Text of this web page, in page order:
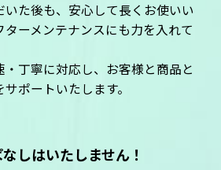
た後も、安心して長くお使いい
ーメンテナンスにも力を入れて
丁寧に対応し、お客様と商品と
ポートいたします。
しはいたしません！